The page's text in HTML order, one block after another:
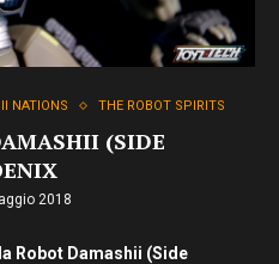
NATIONS THE ROBOT SPIRITS
(SIDE
2018
Robot Damashii (Side